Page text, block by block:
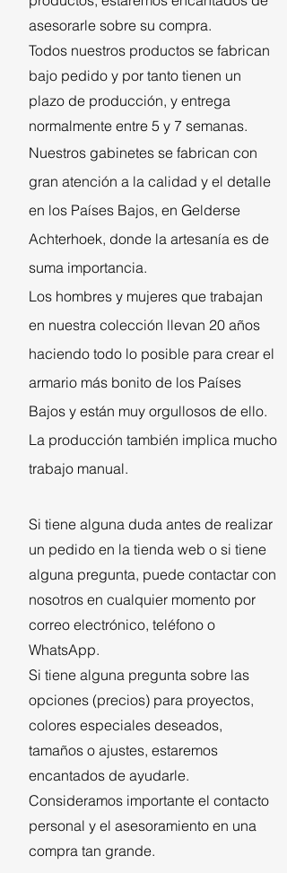
asesorarle sobre su compra.
Todos nuestros productos se fabrican
bajo pedido y por tanto tienen un
plazo de producción, y entrega
normalmente entre 5 y 7 semanas.
Nuestros gabinetes se fabrican con
gran atención a la calidad y el detalle
en los Países Bajos, en Gelderse
Achterhoek, donde la artesanía es de
suma importancia.
Los hombres y mujeres que trabajan
en nuestra colección llevan 20 años
haciendo todo lo posible para crear el
armario más bonito de los Países
Bajos y están muy orgullosos de ello.
La producción también implica mucho
trabajo manual.
Si tiene alguna duda antes de realizar
un pedido en la tienda web o si tiene
alguna pregunta, puede contactar con
nosotros en cualquier momento por
correo electrónico, teléfono o
WhatsApp.
Si tiene alguna pregunta sobre las
opciones (precios) para proyectos,
colores especiales deseados,
tamaños o ajustes, estaremos
encantados de ayudarle.
Consideramos importante el contacto
personal y el asesoramiento en una
compra tan grande.